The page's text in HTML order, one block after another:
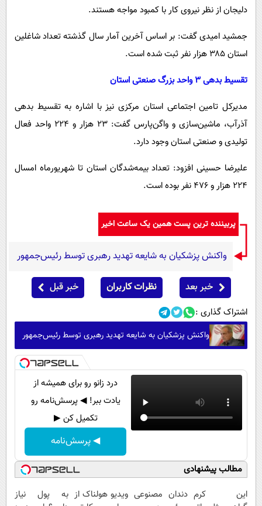
دلیجان از نظر نیروی کار با کمبود مواجه هستند.
جمشید امیدی گفت: بر اساس آخرین آمار سال گذشته تعداد شاغلین
استان ۳۸۵ هزار نفر ثبت شده است.
تقسیط بدهی ۳ واحد بزرگ صنعتی استان
مدیرکل تامین اجتماعی استان مرکزی نیز با اشاره به تقسیط بدهی
آذرآب، ماشین‌سازی و واگن‌پارس گفت: ۲۳ هزار و ۲۲۴ واحد فعال
تولیدی و صنعتی استان وجود دارد.
علیرضا حسینی افزود: تعداد بیمه‌شدگان استان تا شهریورماه امسال
۲۲۴ هزار و ۴۷۶ نفر بوده است.
پربیننده ترین پست همین یک ساعت اخیر
واکنش پزشکیان به شایعه تهدید رهبری توسط رئیس‌جمهور
خبر بعد نظرات کاربران خبر قبل
اشتراک گذاری :
واکنش پزشکیان به شایعه تهدید رهبری توسط رئیس‌جمهور
درد زانو رو برای همیشه از
یادت ببر! ◀ پرسش‌نامه رو
تکمیل کن ▶
◀ پرسش‌نامه
مطالب پیشنهادی
این کرم دندان مصنوعی ویدیو هولناک از به پول نیاز